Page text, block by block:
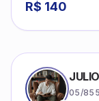
R$ 140
05/